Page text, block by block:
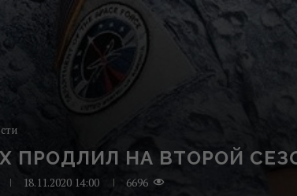
ПРОДЛИЛ НА ВТОРОЙ
18.11.2020 14:00 6696